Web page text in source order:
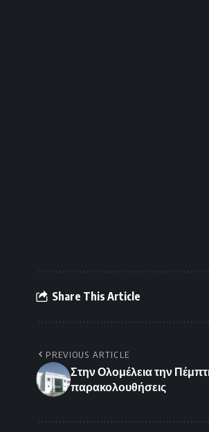
Share This Article
PREVIOUS ARTICLE
Στην Ολομέλεια την
παρακολουθήσεις